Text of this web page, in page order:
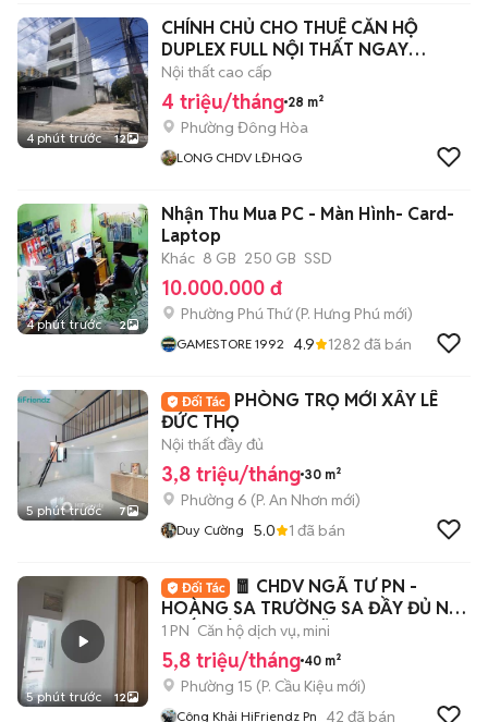
4 phút trước 12
CHÍNH CHỦ CHO THUÊ CĂN HỘ
DUPLEX FULL NỘI THẤT NGAY
LĐHQG + GO DĨ AN
Nội thất cao cấp
4 triệu/tháng 28 m²
Phường Đông Hòa
LONG CHDV LĐHQG
4 phút trước 2
Nhận Thu Mua PC - Màn Hình- Card-
Laptop
Khác 8 GB 250 GB SSD
10.000.000 đ
Phường Phú Thứ(P. Hưng Phú mới)
GAMESTORE 1992 4.9 1282 đã bán
5 phút trước 7
PHÒNG TRỌ MỚI XÂY LÊ
ĐỨC THỌ
Nội thất đầy đủ
3,8 triệu/tháng 30 m²
Phường 6 (P. An Nhơn mới)
Duy Cường 5.0 1 đã bán
5 phút trước 12
🧧 CHDV NGÃ TƯ PN -
HOÀNG SA TRƯỜNG SA ĐẦY ĐỦ NỘI
THẤT SIÊU RỘNG RÃI
1 PN Căn hộ dịch vụ, mini
5,8 triệu/tháng 40 m²
Phường 15 (P. Cầu Kiệu mới)
Công Khải HiFriendz Pn 42 đã bán